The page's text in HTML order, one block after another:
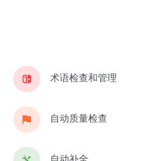
术语检查和管理
自动质量检查